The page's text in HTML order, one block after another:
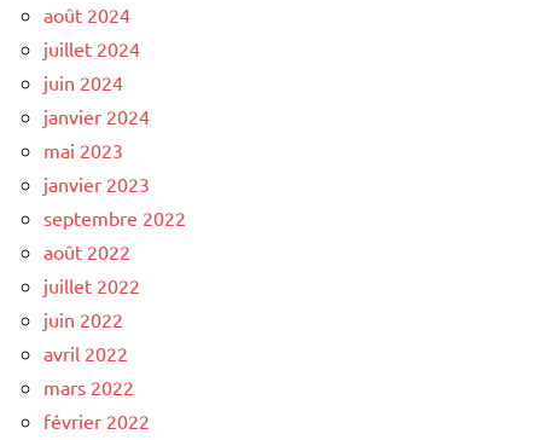
août 2024
juillet 2024
juin 2024
janvier 2024
mai 2023
janvier 2023
septembre 2022
août 2022
juillet 2022
juin 2022
avril 2022
mars 2022
février 2022